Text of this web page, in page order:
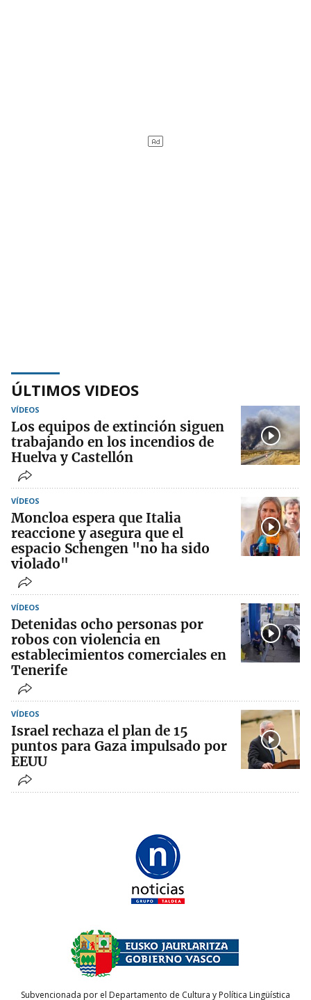
ÚLTIMOS VIDEOS
VÍDEOS
Los equipos de extinción siguen
trabajando en los incendios de
Huelva y Castellón
VÍDEOS
Moncloa espera que Italia
reaccione y asegura que el
espacio Schengen "no ha sido
violado"
VÍDEOS
Detenidas ocho personas por
robos con violencia en
establecimientos comerciales en
Tenerife
VÍDEOS
Israel rechaza el plan de 15
puntos para Gaza impulsado por
EEUU
Subvencionada por el Departamento de Cultura y Política Lingüística